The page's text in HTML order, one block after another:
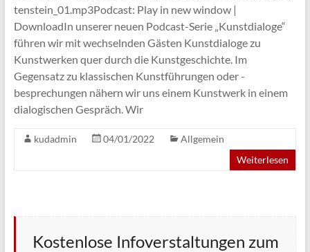
tenstein_01.mp3Podcast: Play in new window |
DownloadIn unserer neuen Podcast-Serie „Kunstdialoge“
führen wir mit wechselnden Gästen Kunstdialoge zu
Kunstwerken quer durch die Kunstgeschichte. Im
Gegensatz zu klassischen Kunstführungen oder -
besprechungen nähern wir uns einem Kunstwerk in einem
dialogischen Gespräch. Wir
kudadmin 04/01/2022
Allgemein
Weiterlesen
Kostenlose Infoverstaltungen zum